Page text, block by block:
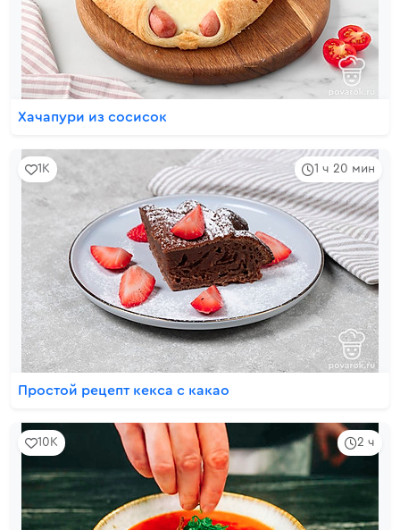
Хачапури из сосисок
1 ч 20 мин
1K
Простой рецепт кекса с какао
2 ч
10K